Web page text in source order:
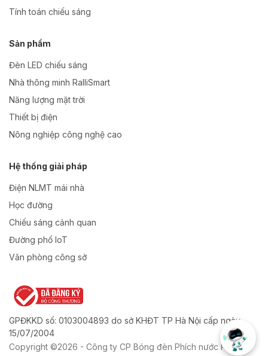
Tính toán chiếu sáng
Sản phẩm
Đèn LED chiếu sáng
Nhà thông minh RalliSmart
Năng lượng mặt trời
Thiết bị điện
Nông nghiệp công nghệ cao
Hệ thống giải pháp
Điện NLMT mái nhà
Học đường
Chiếu sáng cảnh quan
Đường phố IoT
Văn phòng công sở
GPĐKKD số: 0103004893 do sở KHĐT TP Hà Nội cấp ngày
15/07/2004
Copyright ©2026 - Công ty CP Bóng đèn Phích nước Rạng